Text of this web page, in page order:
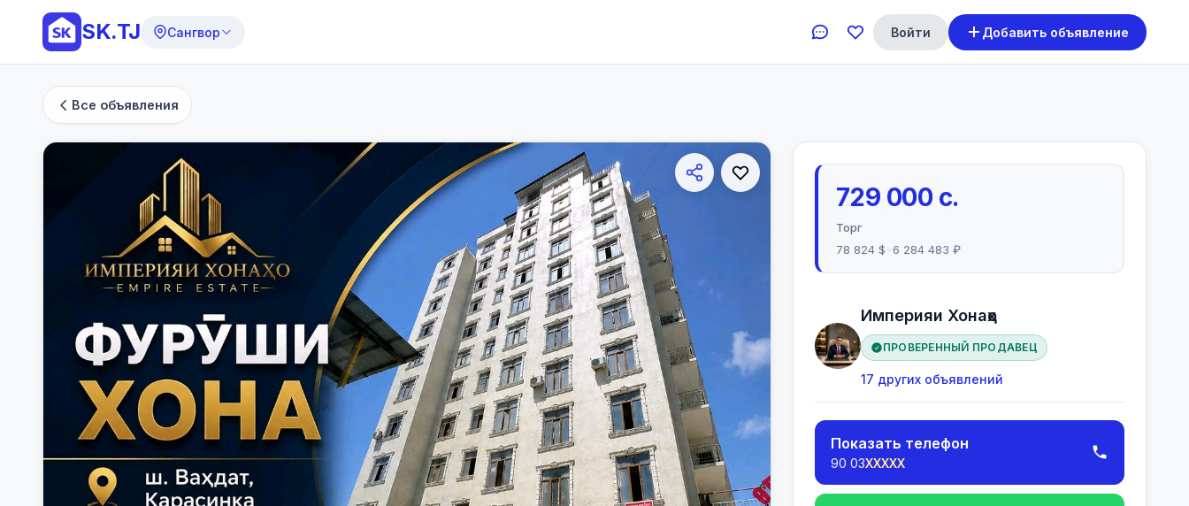
SK.TJ Сангвор Войти Добавить объявление
Все объявления
729 000 с.
Торг
78 824 $
6 284 483 ₽
Империяи Хонаҳо
ПРОВЕРЕННЫЙ ПРОДАВЕЦ
17 других объявлений
Показать телефон
90 03XXXXX